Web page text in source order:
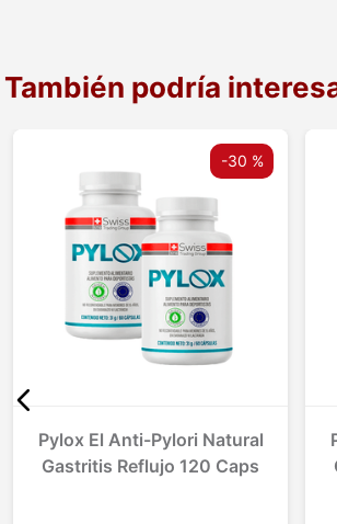
También podría
-30 %
Pylox El Anti-Pylori Natural
Gastritis Reflujo 120 Caps